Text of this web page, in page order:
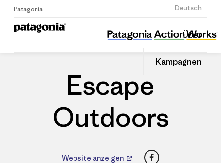
Patagonia Deutsch
Anmelden
Über
Kampagnen
Escape Outdoors
Diesen
Beitrag
Auf
teilen
Escape
Outdoors
Website anzeigen Facebook